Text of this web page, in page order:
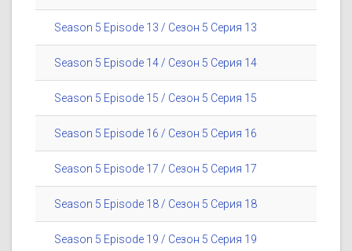
Season 5 Episode 13 / Сезон 5 Серия 13
Season 5 Episode 14 / Сезон 5 Серия 14
Season 5 Episode 15 / Сезон 5 Серия 15
Season 5 Episode 16 / Сезон 5 Серия 16
Season 5 Episode 17 / Сезон 5 Серия 17
Season 5 Episode 18 / Сезон 5 Серия 18
Season 5 Episode 19 / Сезон 5 Серия 19